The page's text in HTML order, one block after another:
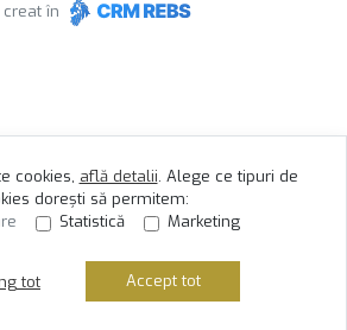
creat în
cookies, află detalii. Alege ce tipuri de
dorești să permitem:
Statistică Marketing
tot Accept tot